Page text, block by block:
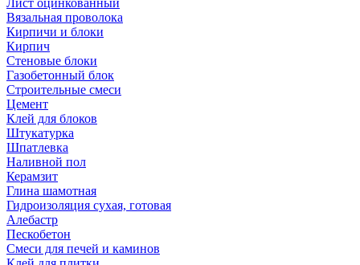
Лист оцинкованный
Вязальная проволока
Кирпичи и блоки
Кирпич
Стеновые блоки
Газобетонный блок
Строительные смеси
Цемент
Клей для блоков
Штукатурка
Шпатлевка
Наливной пол
Керамзит
Глина шамотная
Гидроизоляция сухая, готовая
Алебастр
Пескобетон
Смеси для печей и каминов